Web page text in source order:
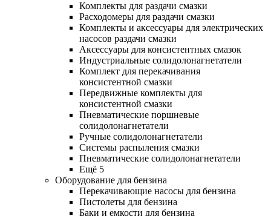
Комплекты для раздачи смазки
Расходомеры для раздачи смазки
Комплекты и аксессуары для электрических
насосов раздачи смазки
Аксессуары для консистентных смазок
Индустриальные солидолонагнетатели
Комплект для перекачивания
консистентной смазки
Передвижные комплекты для
консистентной смазки
Пневматические поршневые
солидолонагнетатели
Ручные солидолонагнетатели
Системы распыления смазки
Пневматические солидолонагнетатели
Ещё 5
Оборудование для бензина
Перекачивающие насосы для бензина
Пистолеты для бензина
Баки и емкости для бензина